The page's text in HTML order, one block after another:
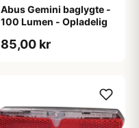
Abus Gemini baglygte -
100 Lumen - Opladelig
85,00 kr